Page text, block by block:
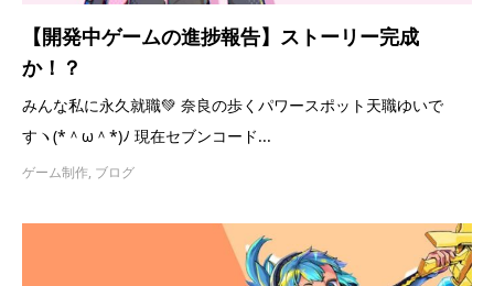
【開発中ゲームの進捗報告】ストーリー完成
か！？
みんな私に永久就職💚 奈良の歩くパワースポット天職ゆいで
すヽ(*＾ω＾*)ﾉ 現在セブンコード...
ゲーム制作, ブログ